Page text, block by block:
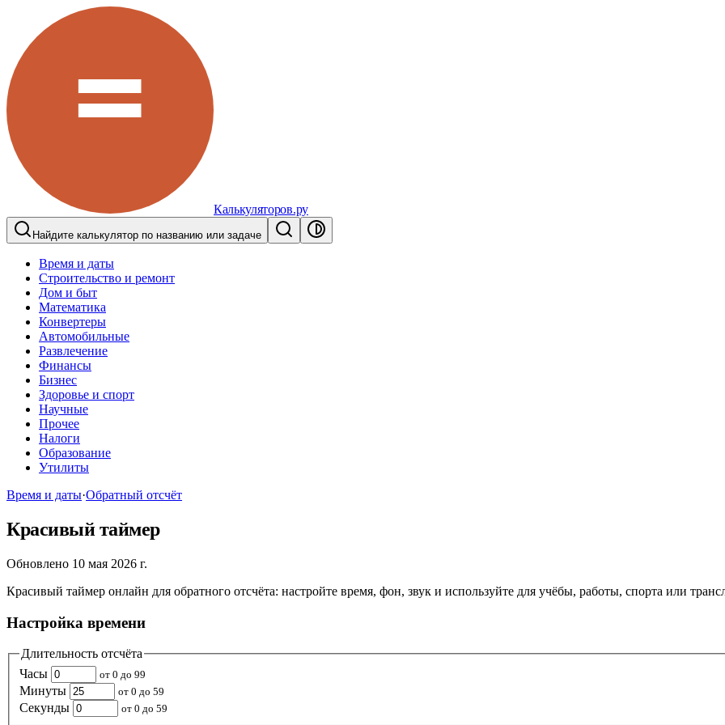
Калькуляторов.ру
Найдите калькулятор по названию или задаче
Время и даты
Строительство и ремонт
Дом и быт
Математика
Конвертеры
Автомобильные
Развлечение
Финансы
Бизнес
Здоровье и спорт
Научные
Прочее
Налоги
Образование
Утилиты
Время и даты·Обратный отсчёт
Красивый таймер
Обновлено 10 мая 2026 г.
Красивый таймер онлайн для обратного отсчёта: настройте время, фон, звук и используйте для учёбы, работы, спорта или
Настройка времени
Длительность отсчёта
Часы
от 0 до 99
Минуты от 0 до 59
Секунды от 0 до 59